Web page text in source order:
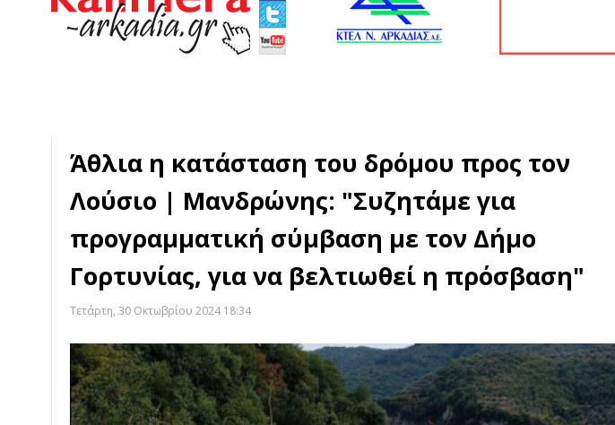
Άθλια η κατάσταση του δρόμου προς τον
Λούσιο | Μανδρώνης: "Συζητάμε για
προγραμματική σύμβαση με τον Δήμο
Γορτυνίας, για να βελτιωθεί η πρόσβαση"
Τετάρτη, 30 Οκτωβρίου 2024 18:34